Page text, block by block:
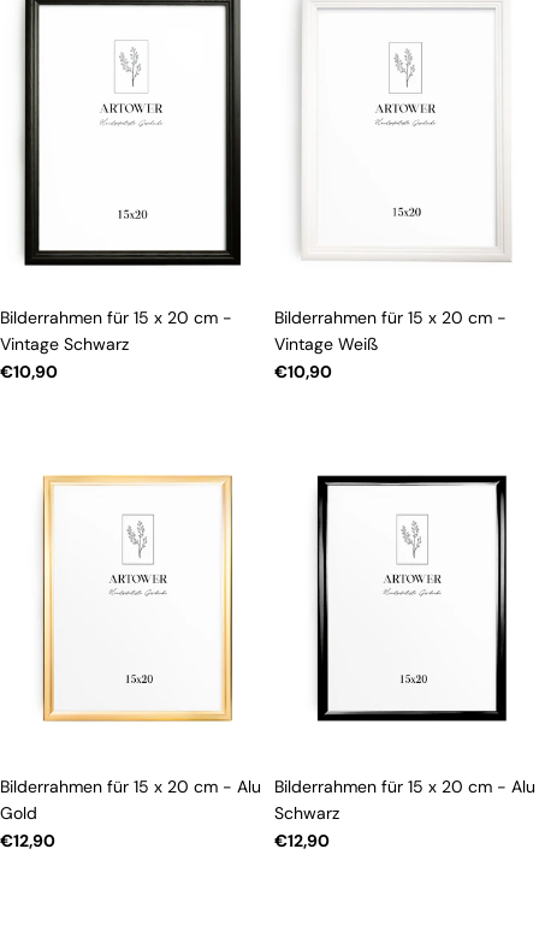
Bilderrahmen für 15 x 20 cm -
Vintage Schwarz
Regulärer
€10,90
Bilderrahmen für 15 x 20 cm -
Vintage Weiß
Regulärer
€10,90
Bilderrahmen für 15 x 20 cm - Alu
Gold
Regulärer
€12,90
Bilderrahmen für 15 x 20 cm - Alu
Schwarz
Regulärer
€12,90